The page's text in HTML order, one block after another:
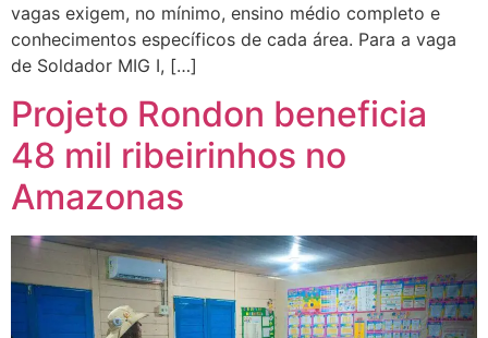
vagas exigem, no mínimo, ensino médio completo e
conhecimentos específicos de cada área. Para a vaga
de Soldador MIG I, […]
Projeto Rondon beneficia
48 mil ribeirinhos no
Amazonas